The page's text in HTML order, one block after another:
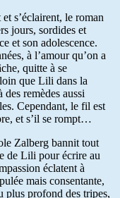
s’éclairent, le roman
jours, sordides et
et son adolescence.
à l’amour qu’on a
quitte à se
que Lili dans la
remèdes aussi
Cependant, le fil est
et s’il se rompt…
Zalberg bannit tout
de Lili pour écrire au
éclatent à
mais consentante,
plus profond des tripes,